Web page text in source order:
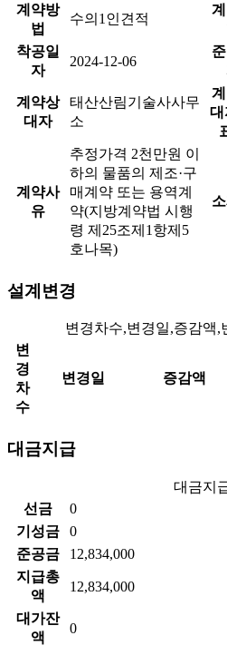
계약방
법
수의1인견적
착공일
자
2024-12-06
계약상
대자
태산산림기술사사무
소
대
계약사
유
추정가격 2천만원 이
하의 물품의 제조·구
매계약 또는 용역계
약(지방계약법 시행
령 제25조제1항제5
호나목)
설계변경
변경차수,변경일,증감액,
변
경
차
수
변경일 증감액
대금지급
대금지
선금
0
기성금
0
준공금
12,834,000
지급총
액
12,834,000
대가잔
액
0